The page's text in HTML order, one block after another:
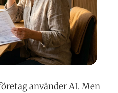
använder AI. Men